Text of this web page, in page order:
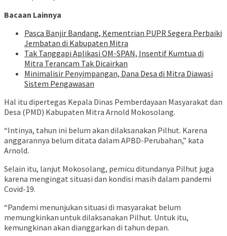
Bacaan Lainnya
Pasca Banjir Bandang, Kementrian PUPR Segera Perbaiki
Jembatan di Kabupaten Mitra
Tak Tanggapi Aplikasi OM-SPAN, Insentif Kumtua di
Mitra Terancam Tak Dicairkan
Minimalisir Penyimpangan, Dana Desa di Mitra Diawasi
Sistem Pengawasan
Hal itu dipertegas Kepala Dinas Pemberdayaan Masyarakat dan
Desa (PMD) Kabupaten Mitra Arnold Mokosolang.
“Intinya, tahun ini belum akan dilaksanakan Pilhut. Karena
anggarannya belum ditata dalam APBD-Perubahan,” kata
Arnold.
Selain itu, lanjut Mokosolang, pemicu ditundanya Pilhut juga
karena mengingat situasi dan kondisi masih dalam pandemi
Covid-19.
“Pandemi menunjukan situasi di masyarakat belum
memungkinkan untuk dilaksanakan Pilhut. Untuk itu,
kemungkinan akan dianggarkan di tahun depan.